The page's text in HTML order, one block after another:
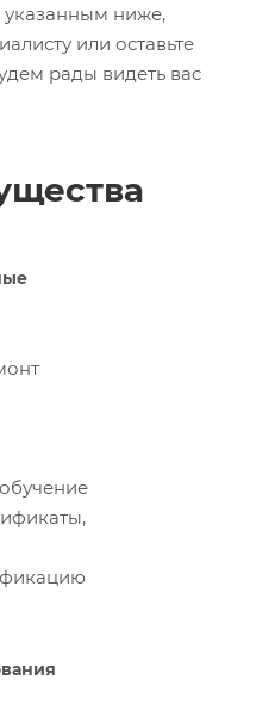
ниже,
или оставьте
рады видеть вас